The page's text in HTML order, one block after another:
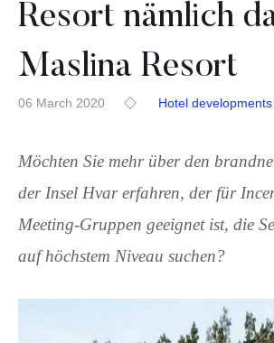
Resort nämlich
Maslina Resort
06 March 2020 Hotel developments
Möchten Sie mehr über den
der Insel Hvar erfahren, der für
Meeting-Gruppen geeignet ist, die
auf höchstem Niveau suchen?